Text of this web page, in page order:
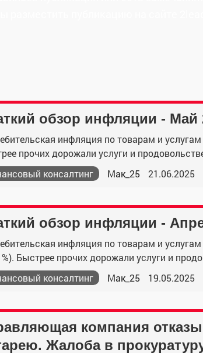
обзор инфляции - Май
инфляция по товарам и
прочих дорожали услуги и
консалтинг
Мак_25 21.06.2025
обзор инфляции -
инфляция по товарам и
Быстрее прочих дорожали услуги и
консалтинг
Мак_25 19.05.2025
компания
Жалоба в